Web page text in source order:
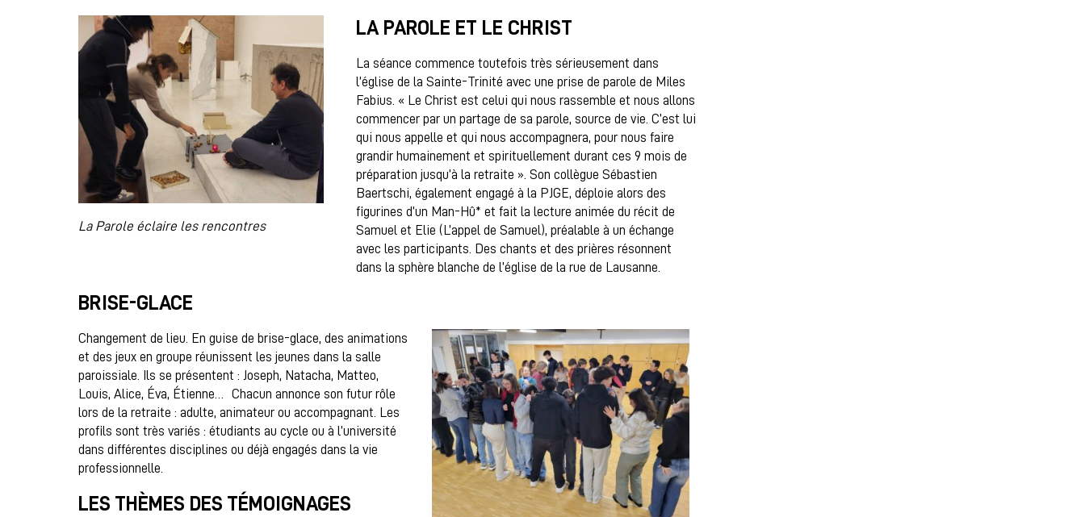
La Parole éclaire les rencontres
LA PAROLE ET LE CHRIST
La séance commence toutefois très sérieusement dans
l’église de la Sainte-Trinité avec une prise de parole de Miles
Fabius. « Le Christ est celui qui nous rassemble et nous allons
commencer par un partage de sa parole, source de vie. C’est lui
qui nous appelle et qui nous accompagnera, pour nous faire
grandir humainement et spirituellement durant ces 9 mois de
préparation jusqu’à la retraite ». Son collègue Sébastien
Baertschi, également engagé à la PJGE, déploie alors des
figurines d’un Man-Hû* et fait la lecture animée du récit de
Samuel et Elie (L’appel de Samuel), préalable à un échange
avec les participants. Des chants et des prières résonnent
dans la sphère blanche de l’église de la rue de Lausanne.
BRISE-GLACE
Changement de lieu. En guise de brise-glace, des animations
et des jeux en groupe réunissent les jeunes dans la salle
paroissiale. Ils se présentent : Joseph, Natacha, Matteo,
Louis, Alice, Éva, Étienne… Chacun annonce son futur rôle
lors de la retraite : adulte, animateur ou accompagnant. Les
profils sont très variés : étudiants au cycle ou à l’université
dans différentes disciplines ou déjà engagés dans la vie
professionnelle.
LES THÈMES DES TÉMOIGNAGES